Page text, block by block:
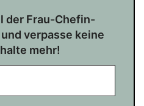
der Frau-Chefin-
verpasse keine
mehr!